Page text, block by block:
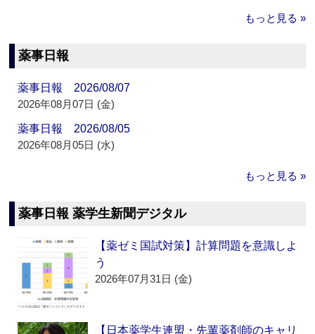
もっと見る »
薬事日報
薬事日報 2026/08/07
2026年08月07日 (金)
薬事日報 2026/08/05
2026年08月05日 (水)
もっと見る »
薬事日報 薬学生新聞デジタル
【薬ゼミ国試対策】計算問題を意識しよ
う
2026年07月31日 (金)
【日本薬学生連盟・先輩薬剤師のキャリ